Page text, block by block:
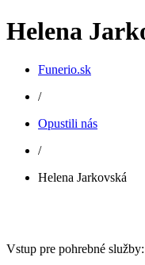
Helena
Funerio.sk
/
Opustili nás
/
Helena Jarkovská
Vstup pre pohrebné služby: